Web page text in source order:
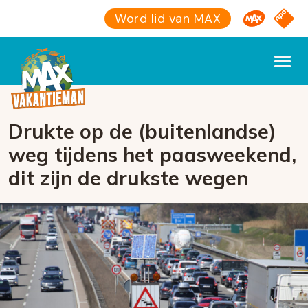
Word lid van MAX Omroep
NPO
Drukte op de (buitenlandse)
weg tijdens het paasweekend,
dit zijn de drukste wegen